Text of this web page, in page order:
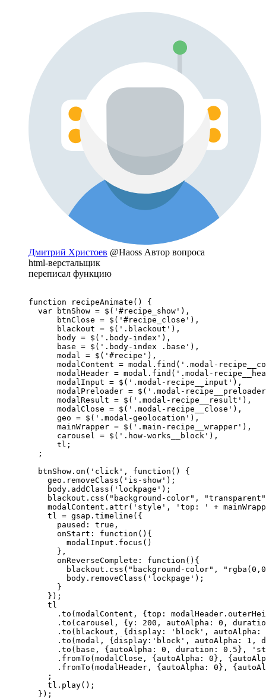
Дмитрий Христоев @Haoss Автор вопроса
html-верстальщик
переписал функцию
function recipeAnimate() {
  var btnShow = $('#recipe_show'),
      btnClose = $('#recipe_close'),
      blackout = $('.blackout'),
      body = $('.body-index'),
      base = $('.body-index .base'),
      modal = $('#recipe'),
modalContent = modal.find('.modal-
modalHeader = modal.find('.modal-
      modalInput = $('.modal-recipe__input'),
modalPreloader = $('.modal-
      modalResult = $('.modal-recipe__result'),
      modalClose = $('.modal-recipe__close'),
      geo = $('.modal-geolocation'),
      mainWrapper = $('.main-recipe__wrapper'),
      carousel = $('.how-works__block'),
      tl;
  ;
  btnShow.on('click', function() {
    geo.removeClass('is-show');
    body.addClass('lockpage');
blackout.css("background-color",
modalContent.attr('style', 'top: ' +
    tl = gsap.timeline({
      paused: true,
      onStart: function(){
        modalInput.focus()
      },
      onReverseComplete: function(){
blackout.css("background-color",
        body.removeClass('lockpage');
      }
    });
    tl
.to(modalContent, {top:
.to(carousel, {y: 200, autoAlpha: 0,
.to(blackout, {display: 'block',
.to(modal, {display:'block', autoAlpha: 1,
.to(base, {autoAlpha: 0, duration: 0.5},
.fromTo(modalClose, {autoAlpha: 0},
.fromTo(modalHeader, {autoAlpha: 0},
    ;
    tl.play();
  });